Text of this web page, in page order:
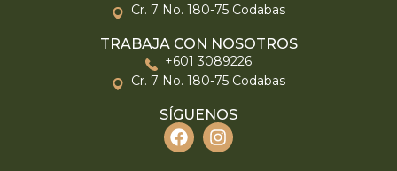
Cr. 7 No. 180-75 Codabas
TRABAJA CON NOSOTROS
+601 3089226
Cr. 7 No. 180-75 Codabas
SÍGUENOS